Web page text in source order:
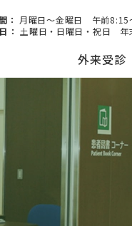
： 月曜日～金曜日 午前8:15
： 土曜日・日曜日・祝日 年
外来受診